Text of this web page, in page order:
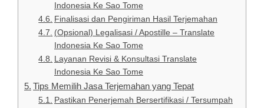
Indonesia Ke Sao Tome
Finalisasi dan Pengiriman Hasil Terjemahan
(Opsional) Legalisasi / Apostille – Translate
Indonesia Ke Sao Tome
Layanan Revisi & Konsultasi Translate
Indonesia Ke Sao Tome
Tips Memilih Jasa Terjemahan yang Tepat
Pastikan Penerjemah Bersertifikasi / Tersumpah